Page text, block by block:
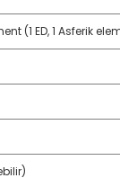
(1 ED, 1 Asferik